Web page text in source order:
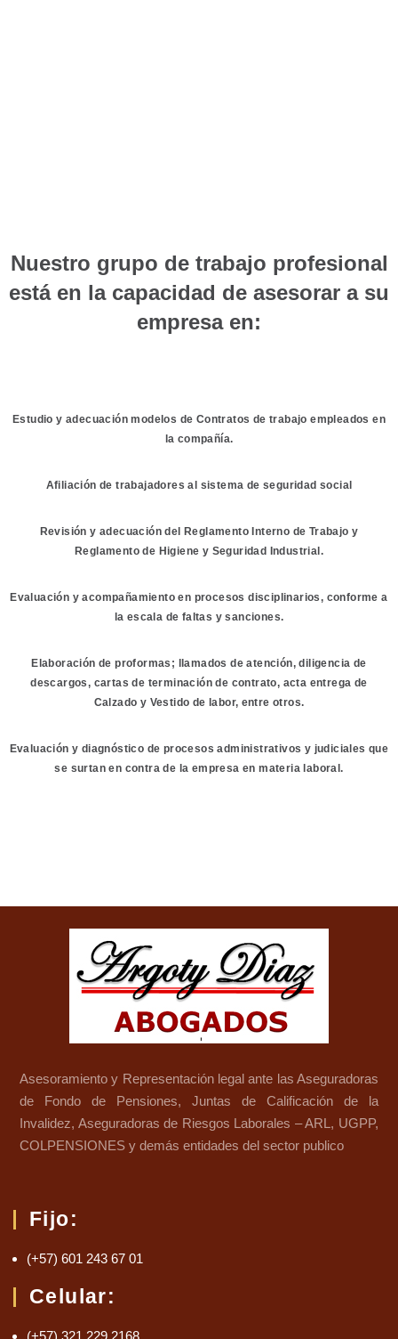
Nuestro grupo de trabajo profesional
está en la capacidad de asesorar a su
empresa en:
Estudio y adecuación modelos de Contratos de trabajo empleados en
la compañía.
Afiliación de trabajadores al sistema de seguridad social
Revisión y adecuación del Reglamento Interno de Trabajo y
Reglamento de Higiene y Seguridad Industrial.
Evaluación y acompañamiento en procesos disciplinarios, conforme a
la escala de faltas y sanciones.
Elaboración de proformas; llamados de atención, diligencia de
descargos, cartas de terminación de contrato, acta entrega de
Calzado y Vestido de labor, entre otros.
Evaluación y diagnóstico de procesos administrativos y judiciales que
se surtan en contra de la empresa en materia laboral.
Asesoramiento y Representación legal ante las Aseguradoras
de Fondo de Pensiones, Juntas de Calificación de la
Invalidez, Aseguradoras de Riesgos Laborales – ARL, UGPP,
COLPENSIONES y demás entidades del sector publico
Fijo:
(+57) 601 243 67 01
Celular: